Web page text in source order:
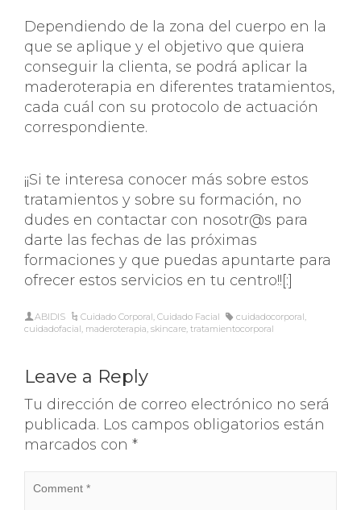
Dependiendo de la zona del cuerpo en la
que se aplique y el objetivo que quiera
conseguir la clienta, se podrá aplicar la
maderoterapia en diferentes tratamientos,
cada cuál con su protocolo de actuación
correspondiente.
¡¡Si te interesa conocer más sobre estos
tratamientos y sobre su formación, no
dudes en contactar con nosotr@s para
darte las fechas de las próximas
formaciones y que puedas apuntarte para
ofrecer estos servicios en tu centro!![:]
ABIDIS Cuidado Corporal,Cuidado Facial cuidadocorporal,
cuidadofacial, maderoterapia, skincare, tratamientocorporal
Leave a Reply
Tu dirección de correo electrónico no será
publicada. Los campos obligatorios están
marcados con *